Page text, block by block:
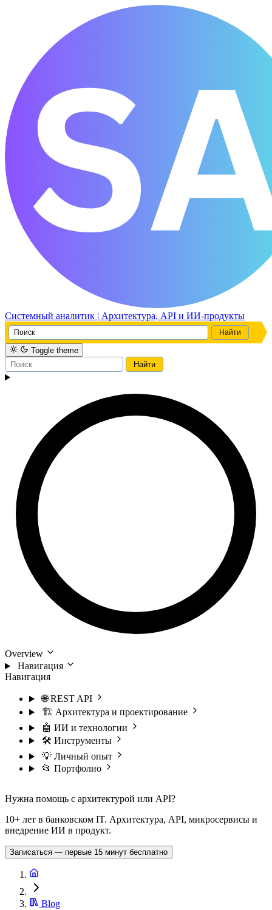
Системный аналитик | Архитектура, API и ИИ-продукты
Toggle theme
Overview
Навигация
Навигация
🌐 REST API
🏗️ Архитектура и проектирование
🤖 ИИ и технологии
🛠️ Инструменты
💡 Личный опыт
📂 Портфолио
Нужна помощь с архитектурой или API?
10+ лет в банковском IT. Архитектура, API, микросервисы и
внедрение ИИ в продукт.
Записаться — первые 15 минут бесплатно
Blog